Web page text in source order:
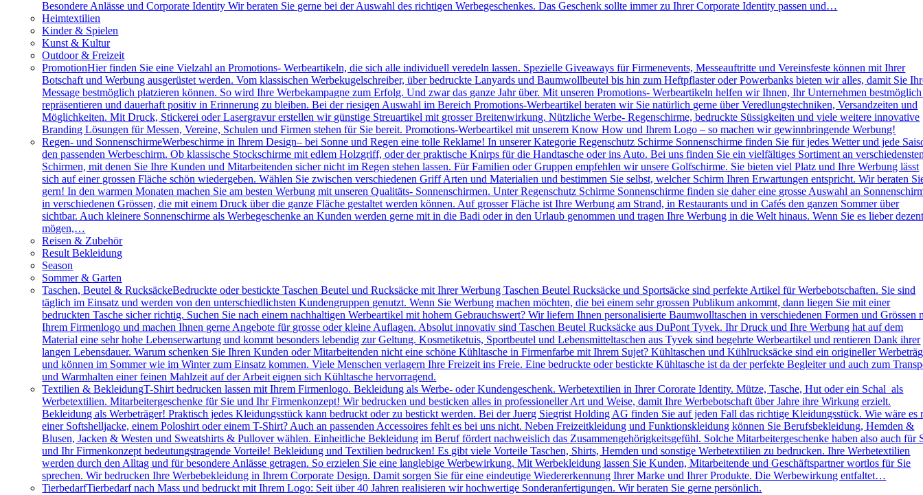
Besondere Anlässe und Corporate Identity Wir beraten Sie gerne bei der Auswahl des richtigen Werbegeschenkes. Das Geschenk sollte immer zu Ihrer Corporate Identity passen und…
Heimtextilien
Kinder & Spielen
Kunst & Kultur
Outdoor & Freizeit
PromotionHier finden Sie eine Vielzahl an Promotions- Werbeartikeln, die sich alle individuell veredeln lassen. Spezielle Giveaways für Firmenevents, Messeauftritte und Vereinsfeste können mit Ihrer
Botschaft und Werbung ausgerüstet werden. Vom klassischen Werbekugelschreiber, über bedruckte Lanyards und Baumwollbeutel bis hin zum Heftpflaster oder Powerbanks bieten wir alles, damit Sie
Message bestmöglich platzieren können. So wird Ihre Werbekampagne zum Erfolg. Und zwar das ganze Jahr über. Mit unseren Promotions- Werbeartikeln helfen wir Ihnen, Ihr Unternehmen
repräsentieren und dauerhaft positiv in Erinnerung zu bleiben. Bei der riesigen Auswahl im Bereich Promotions-Werbeartikel beraten wir Sie natürlich gerne über Veredlungstechniken, Versandzeiten und
Möglichkeiten. Mit Druck, Stickerei oder Lasergravur erstellen wir günstige Streuartikel mit grosser Breitenwirkung. Nützliche Werbe- Regenschirme, bedruckte Süssigkeiten und viele weitere innovative
Branding Lösungen für Messen, Vereine, Schulen und Firmen stehen für Sie bereit. Promotions-Werbeartikel mit unserem Know How und Ihrem Logo – so machen wir gewinnbringende Werbung!
Regen- und SonnenschirmeWerbeschirme in Ihrem Design– bei Sonne und Regen eine tolle Reklame! In unserer Kategorie Regenschutz Schirme Sonnenschirme finden Sie für jedes Wetter und jede
den passenden Werbeschirm. Ob klassische Stockschirme mit edlem Holzgriff, oder der praktische Knirps für die Handtasche oder ins Auto. Bei uns finden Sie ein vielfältiges Sortiment an
Schirmen, mit denen Sie Ihre Kunden und Mitarbeitenden sicher nicht im Regen stehen lassen. Für Familien oder Gruppen empfehlen wir unsere Golfschirme. Sie bieten viel Platz und Ihre Werbung lässt
sich auf einer grossen Fläche schön wiedergeben. Wählen Sie zwischen verschiedenen Griff Arten und Materialien und bestimmen Sie selbst, welcher Schirm Ihren Erwartungen entspricht. Wir beraten
gern! In den warmen Monaten machen Sie am besten Werbung mit unseren Qualitäts- Sonnenschirmen. Unter Regenschutz Schirme Sonnenschirme finden sie daher eine grosse Auswahl an
in verschiedenen Grössen, die mit einem Druck über die ganze Fläche gestaltet werden können. Auf grosser Fläche ist Ihre Werbung am Strand, in Restaurants und in Cafés den ganzen Sommer über
sichtbar. Auch kleinere Sonnenschirme als Werbegeschenke an Kunden werden gerne mit in die Badi oder in den Urlaub genommen und tragen Ihre Werbung in die Welt hinaus. Wenn Sie es lieber
mögen,…
Reisen & Zubehör
Result Bekleidung
Season
Sommer & Garten
Taschen, Beutel & RucksäckeBedruckte oder bestickte Taschen Beutel und Rucksäcke mit Ihrer Werbung Taschen Beutel Rucksäcke und Sportsäcke sind perfekte Artikel für Werbebotschaften. Sie sind
täglich im Einsatz und werden von den unterschiedlichsten Kundengruppen genutzt. Wenn Sie Werbung machen möchten, die bei einem sehr grossen Publikum ankommt, dann liegen Sie mit einer
bedruckten Tasche sicher richtig. Suchen Sie nach einem nachhaltigen Werbeartikel mit hohem Gebrauchswert? Wir liefern Ihnen personalisierte Baumwolltaschen in verschiedenen Formen und Grössen
Ihrem Firmenlogo und machen Ihnen gerne Angebote für grosse oder kleine Auflagen. Absolut innovativ sind Taschen Beutel Rucksäcke aus DuPont Tyvek. Ihr Druck und Ihre Werbung hat auf dem
Material eine sehr hohe Lebenserwartung und kommt besonders lebendig zur Geltung. Kosmetiketuis, Sportbeutel und Lebensmitteltaschen aus Tyvek sind begehrte Werbeartikel und rentieren Dank ihrer
langen Lebensdauer. Warum schenken Sie Ihren Kunden oder Mitarbeitenden nicht eine schöne Kühltasche in Firmenfarbe mit Ihrem Sujet? Kühltaschen und Kühlrucksäcke sind ein origineller
und können im Sommer wie im Winter zum Einsatz kommen. Viele Menschen verlagern Ihre Freizeit ins Freie. Eine bedruckte oder bestickte Kühltasche ist da der perfekte Begleiter und auch zum
und Warmhalten einer feinen Mahlzeit auf der Arbeit eignen sich Kühltasche hervorragend.
Textilien & BekleidungT-Shirt bedrucken lassen mit Ihrem Firmenlogo. Bekleidung als Werbe- oder Kundengeschenk. Werbetextilien in Ihrer Cororate Identity. Mütze, Tasche, Hut oder ein Schal als
Werbetextilien. Mitarbeitergeschenke für Sie und Ihr Firmenkonzept! Wir bedrucken und besticken alles in professioneller Art und Weise, damit Ihre Werbebotschaft über Jahre ihre Wirkung erzielt.
Bekleidung als Werbeträger! Praktisch jedes Kleidungsstück kann bedruckt oder zu bestickt werden. Bei der Juerg Siegrist Holding AG finden Sie auf jeden Fall das richtige Kleidungsstück. Wie wäre es
einer Softshelljacke, einem Poloshirt oder einem T-Shirt? Auch an passenden Accessoires fehlt es bei uns nicht. Neben Freizeitkleidung und Funktionskleidung können Sie Berufsbekleidung, Hemden &
Blusen, Jacken & Westen und Sweatshirts & Pullover wählen. Einheitliche Bekleidung im Beruf fördert nachweislich das Zusammengehörigkeitsgefühl. Solche Mitarbeitergeschenke haben also auch für
und Ihr Firmenkonzept bedeutungstragende Vorteile! Bekleidung und Textilien bedrucken! Es gibt viele Vorteile Taschen, Shirts, Hemden und sonstige Werbetextilien zu bedrucken. Ihre Werbetextilien
werden durch den Alltag und für besondere Anlässe getragen. So erzielen Sie eine langlebige Werbewirkung. Mit Werbekleidung lassen Sie Kunden, Mitarbeitende und Geschäftspartner wortlos für Sie
sprechen. Wir bedrucken Ihre Werbebekleidung in Ihrem Corporate Design. Damit sorgen Sie für eine eindeutige Wiedererkennung Ihrer Marke und Ihrer Produkte. Die Werbewirkung entfaltet…
TierbedarfTierbedarf nach Mass und bedruckt mit Ihrem Logo: Seit über 40 Jahren realisieren wir hochwertige Sonderanfertigungen. Wir beraten Sie gerne persönlich.